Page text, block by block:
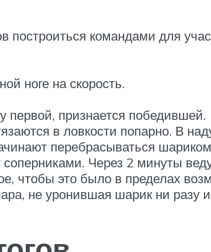
построиться командами для
ноге на скорость.
первой, признается победившей.
в ловкости попарно. В
перебрасываться
Через 2 минуты
чтобы это было в пределах
не уронившая шарик ни разу